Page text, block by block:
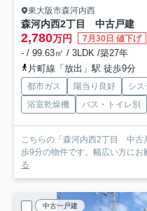
東大阪市森河内西
森河内西2丁目 中古戸建
2,780万円 7月30日 値下げ
- / 99.63㎡ / 3LDK /築27年
片町線「放出」駅 徒歩9分
都市ガス 陽当り良好 シス
浴室乾燥機
バス・トイレ別
こちらの「森河内西2丁目 中古
歩9分の物件です。幅広い方に
る
中古一戸建